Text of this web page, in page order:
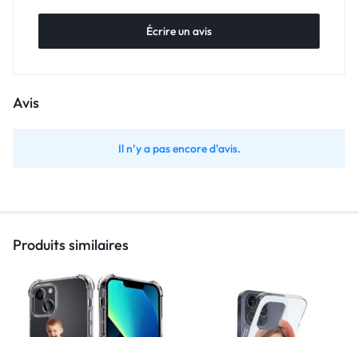
Écrire un avis
Avis
Il n’y a pas encore d’avis.
Produits similaires